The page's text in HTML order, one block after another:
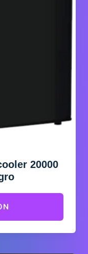
20000